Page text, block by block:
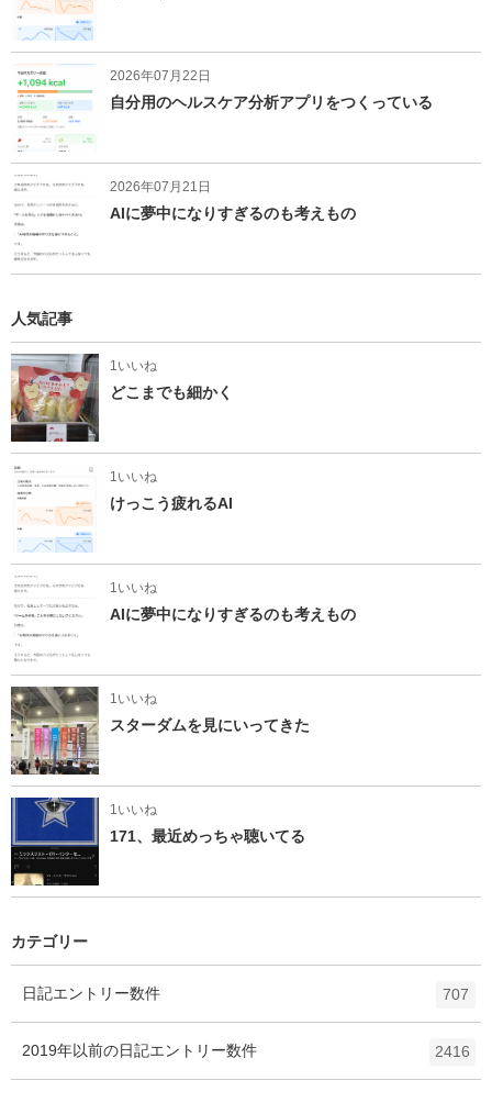
2026年07月22日
自分用のヘルスケア分析アプリをつくっている
2026年07月21日
AIに夢中になりすぎるのも考えもの
人気記事
1いいね
どこまでも細かく
1いいね
けっこう疲れるAI
1いいね
AIに夢中になりすぎるのも考えもの
1いいね
スターダムを見にいってきた
1いいね
171、最近めっちゃ聴いてる
カテゴリー
日記エントリー数 707
件
2019年以前の日記エントリー数 2416
件